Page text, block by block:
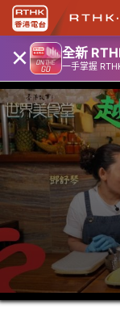
× 全新
一手掌握
0
seconds